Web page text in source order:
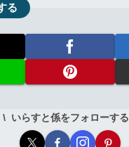
る
いらすと係をフォローする